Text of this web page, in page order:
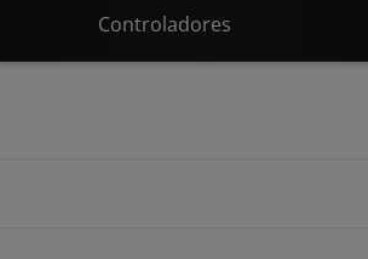
Controladores